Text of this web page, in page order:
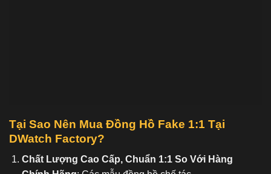
Tại Sao Nên Mua Đồng Hồ Fake 1:1 Tại
DWatch Factory?
Chất Lượng Cao Cấp, Chuẩn 1:1 So Với Hàng